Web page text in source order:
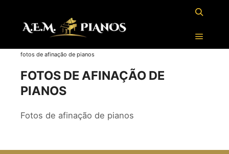
fotos de afinação de pianos
FOTOS DE AFINAÇÃO DE
PIANOS
Fotos de afinação de pianos